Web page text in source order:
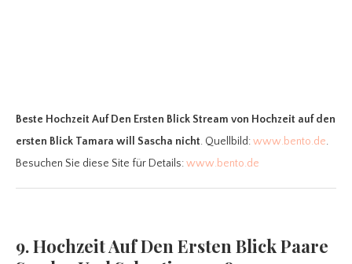
Beste Hochzeit Auf Den Ersten Blick Stream von Hochzeit auf den
ersten Blick Tamara will Sascha nicht. Quellbild:www.bento.de.
Besuchen Sie diese Site für Details:www.bento.de
9. Hochzeit Auf Den Ersten Blick Paare